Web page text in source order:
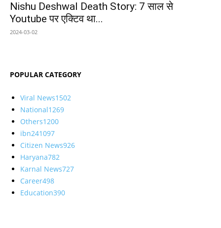
Nishu Deshwal Death Story: 7 साल से
Youtube पर एक्टिव था...
2024-03-02
POPULAR CATEGORY
Viral News1502
National1269
Others1200
ibn241097
Citizen News926
Haryana782
Karnal News727
Career498
Education390